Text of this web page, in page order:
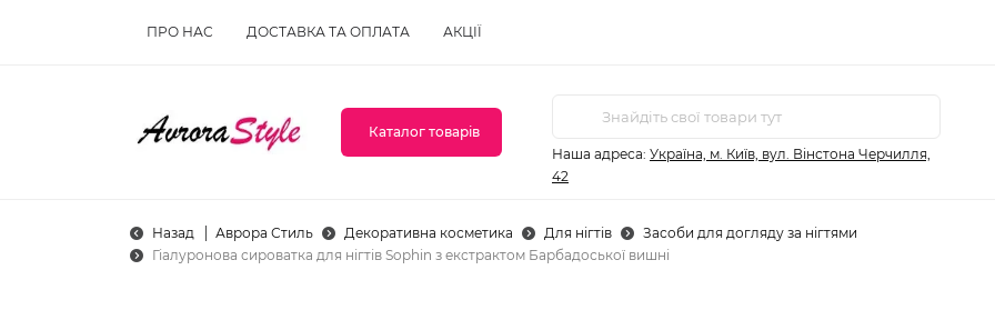
ПРО НАС ДОСТАВКА ТА ОПЛАТА АКЦІЇ
Каталог товарів
Наша адреса: Україна, м. Київ, вул. Вінстона Черчилля,
42
Назад Аврора Стиль Декоративна косметика Для нігтів
Засоби для догляду за нігтями
Гіалуронова сироватка для нігтів Sophin з екстрактом Барбадоської вишні